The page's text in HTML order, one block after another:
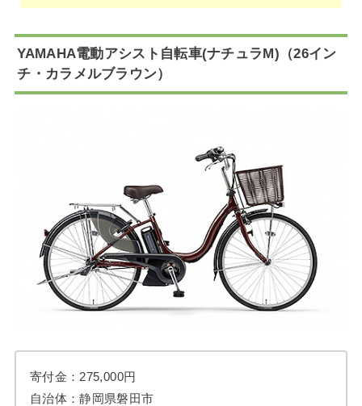
YAMAHA電動アシスト自転車(ナチュラM)（26イン
チ・カラメルブラウン）
寄付金：275,000円
自治体：静岡県磐田市